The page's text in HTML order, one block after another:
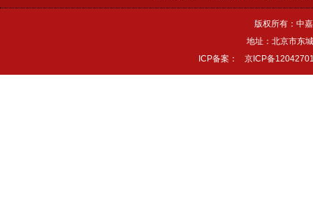
版权所有：中
地址：北京市东
ICP备案：
京ICP备